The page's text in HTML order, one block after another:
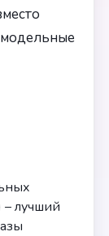
лучший